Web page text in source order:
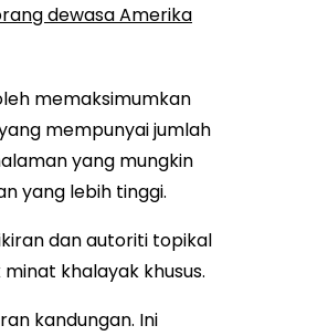
dewasa Amerika
memaksimumkan
mempunyai jumlah
yang mungkin
yang lebih tinggi.
dan autoriti topikal
khalayak khusus.
kandungan. Ini